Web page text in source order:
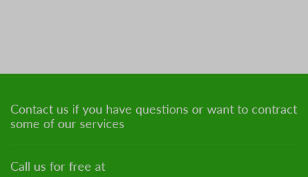
Contact us if you have questions or want to contract
some of our services
Call us for free at